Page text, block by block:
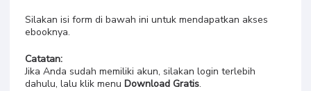
Silakan isi form di bawah ini untuk mendapatkan akses
ebooknya.
Catatan:
Jika Anda sudah memiliki akun, silakan login terlebih
dahulu, lalu klik menu Download Gratis.